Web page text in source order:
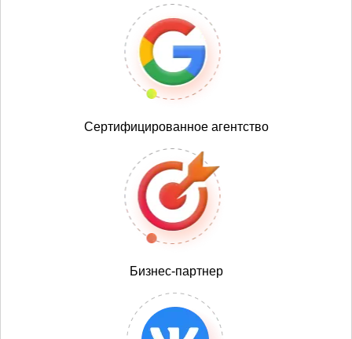
Сертифицированное агентство
Бизнес-партнер